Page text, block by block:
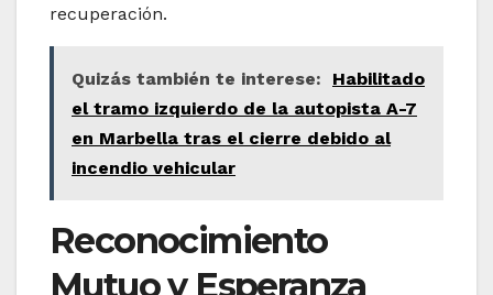
recuperación.
Quizás también te interese:
Habilitado
el tramo izquierdo de la autopista A-7
en Marbella tras el cierre debido al
incendio vehicular
Reconocimiento
Mutuo y Esperanza